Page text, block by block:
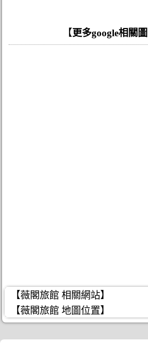
【更多google相關
【薇閣旅館 相關網站】
【薇閣旅館 地圖位置】